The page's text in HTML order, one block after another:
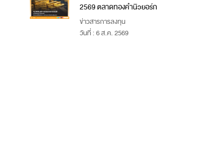
2569 ตลาดทองคำนิวยอร์ก
ข่าวสารการลงทุน
วันที่ : 6 ส.ค. 2569